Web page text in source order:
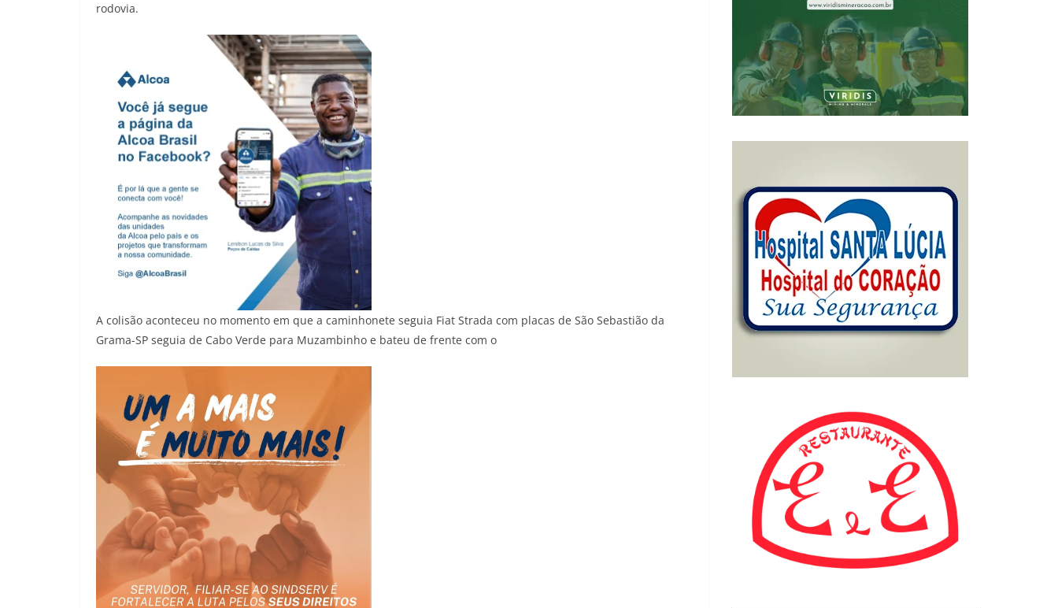
rodovia.
A colisão aconteceu no momento em que a caminhonete seguia Fiat Strada com placas de São Sebastião da
Grama-SP seguia de Cabo Verde para Muzambinho e bateu de frente com o